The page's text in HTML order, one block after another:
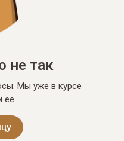
не так
Мы уже в курсе
её.